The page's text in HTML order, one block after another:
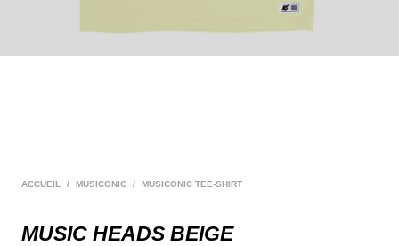
ACCUEIL / MUSICONIC / MUSICONIC TEE-SHIRT
MUSIC HEADS BEIGE